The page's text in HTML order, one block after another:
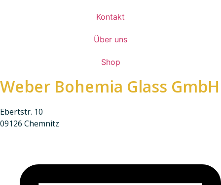
Kontakt
Über uns
Shop
Weber Bohemia Glass GmbH
Ebertstr. 10
09126 Chemnitz